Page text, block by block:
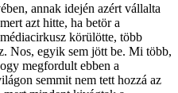
annak idején azért vállalta
azt hitte, ha betör a
körülötte, több
Nos, egyik sem jött be. Mi több,
megfordult ebben a
semmit nem tett hozzá az